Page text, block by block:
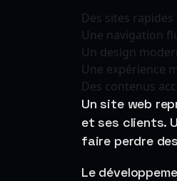
Des sites rapides
Une navigation
Un design
Une expérience
Des contenus
Un site web
et ses clients.
faire perdre
Le